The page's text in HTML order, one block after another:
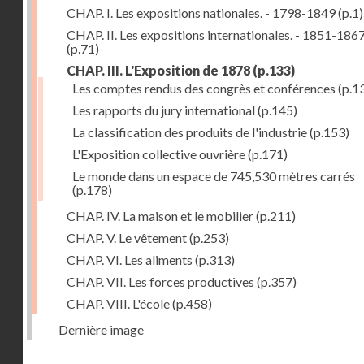
CHAP. I. Les expositions nationales. - 1798-1849(p.1)
CHAP. II. Les expositions internationales. - 1851-
(p.71)
CHAP. III. L'Exposition de 1878 (p.133)
Les comptes rendus des congrès et conférences
Les rapports du jury international(p.145)
La classification des produits de l'industrie(p.153)
L'Exposition collective ouvrière(p.171)
Le monde dans un espace de 745,530 mètres carrés
(p.178)
CHAP. IV. La maison et le mobilier(p.211)
CHAP. V. Le vêtement(p.253)
CHAP. VI. Les aliments (p.313)
CHAP. VII. Les forces productives (p.357)
CHAP. VIII. L'école(p.458)
Dernière image